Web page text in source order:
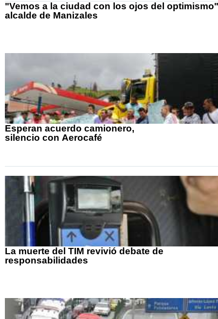
"Vemos a la ciudad con los ojos del
alcalde de Manizales
Esperan acuerdo camionero,
silencio con Aerocafé
La muerte del TIM revivió debate de
responsabilidades